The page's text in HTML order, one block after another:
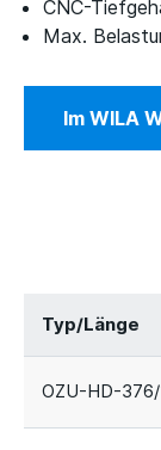
CNC-
Max.
Im WILA
Typ/Länge
OZU-HD-